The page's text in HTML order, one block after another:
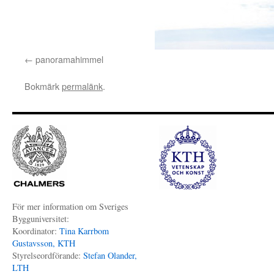
panoramahimmel
Bokmärkpermalänk.
För mer information om Sveriges
Bygguniversitet:
Koordinator: Tina Karrbom
Gustavsson, KTH
Styrelseordförande: Stefan Olander,
LTH